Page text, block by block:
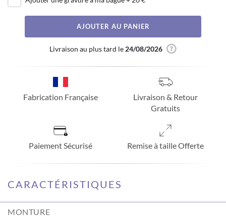
AJOUTER AU PANIER
Livraison au plus tard le 24/08/2026
Fabrication Française
Livraison & Retour
Gratuits
Paiement Sécurisé Remise à taille Offerte
CARACTÉRISTIQUES
MONTURE